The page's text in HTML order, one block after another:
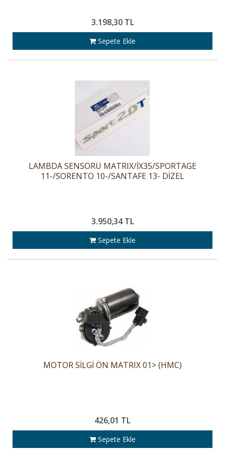
3.198,30 TL
Sepete Ekle
LAMBDA SENSÖRÜ MATRIX/İX35/SPORTAGE
11-/SORENTO 10-/SANTAFE 13- DİZEL
3.950,34 TL
Sepete Ekle
MOTOR SİLGİ ÖN MATRIX 01> (HMC)
426,01 TL
Sepete Ekle